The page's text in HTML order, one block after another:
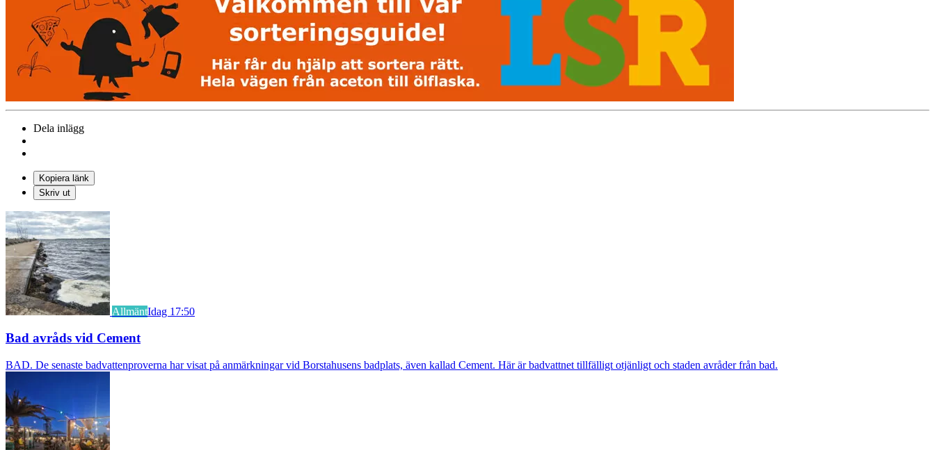
Dela inlägg
Kopiera länk
Skriv ut
AllmäntIdag 17:50
Bad avråds vid Cement
BAD. De senaste badvattenproverna har visat på anmärkningar vid Borstahusens badplats, även kallad Cement. Här är badvattnet tillfälligt otjänligt och staden avråder från bad.